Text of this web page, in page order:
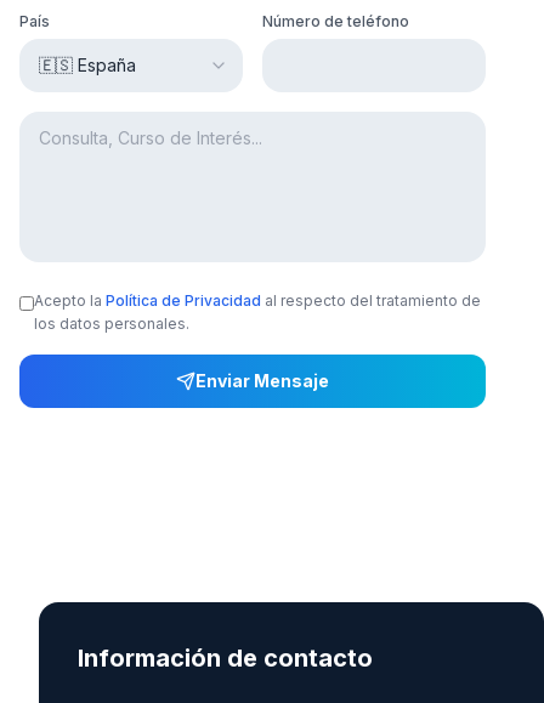
País Número de teléfono
Acepto la Política de Privacidad al respecto del tratamiento de
los datos personales.
Enviar Mensaje
Información de contacto